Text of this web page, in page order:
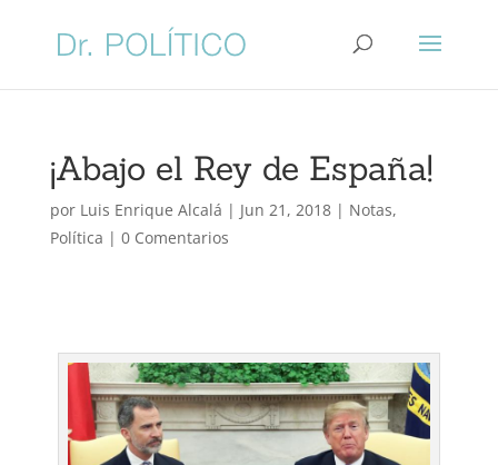
¡Abajo el Rey de España!
por Luis Enrique Alcalá | Jun 21, 2018| Notas,
Política | 0 Comentarios